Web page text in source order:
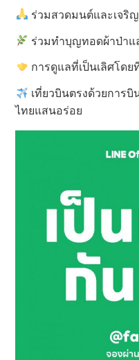
ร่วมสวดมนต์และเจริ
ร่วมทำบุญทอดผ้าป่าแ
การดูแลที่เป็นเลิศโด
เที่ยวบินตรงด้วยการ
ไทยแสนอร่อย